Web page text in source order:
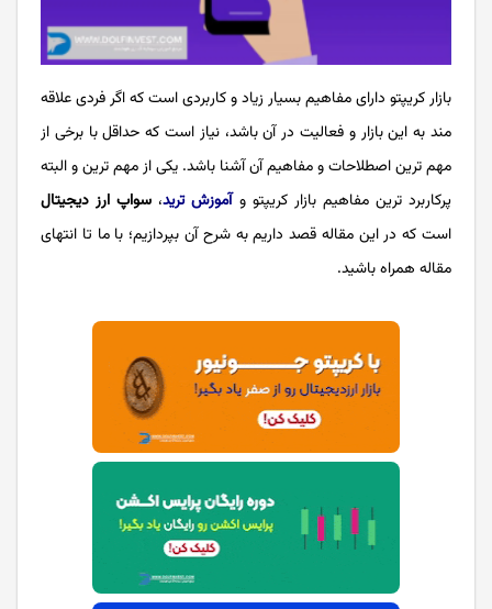
بازار کریپتو دارای مفاهیم بسیار زیاد و کاربردی است که اگر فردی علاقه
مند به این بازار و فعالیت در آن باشد، نیاز است که حداقل با برخی از
مهم ترین اصطلاحات و مفاهیم آن آشنا باشد. یکی از مهم ترین و البته
پرکاربرد ترین مفاهیم بازار کریپتو وآموزش ترید، سواپ ارز دیجیتال
است که در این مقاله قصد داریم به شرح آن بپردازیم؛ با ما تا انتهای
مقاله همراه باشید.